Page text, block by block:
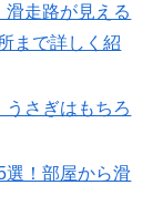
滑走路が見える
まで詳しく紹
さぎはもちろ
選！部屋から滑